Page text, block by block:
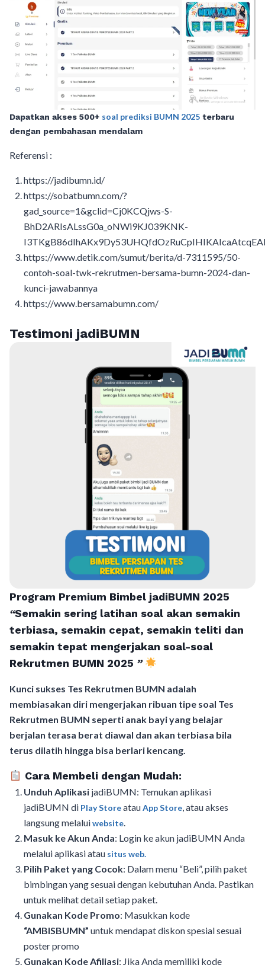
Dapatkan akses 500+ soal prediksi BUMN 2025 terbaru
dengan pembahasan mendalam
Referensi :
https://jadibumn.id/
https://sobatbumn.com/?
gad_source=1&gclid=Cj0KCQjws-S-
BhD2ARIsALssG0a_oNWi9KJ039KNK-
https://www.detik.com/sumut/berita/d-7311595/50-
contoh-soal-twk-rekrutmen-bersama-bumn-2024-dan-
kunci-jawabannya
https://www.bersamabumn.com/
Testimoni jadiBUMN
Program Premium Bimbel jadiBUMN 2025
“Semakin sering latihan soal akan semakin
terbiasa, semakin cepat, semakin teliti dan
semakin tepat mengerjakan soal-soal
Rekrutmen BUMN 2025 ”
Kunci sukses Tes Rekrutmen BUMN adalah
membiasakan diri mengerjakan ribuan tipe soal Tes
Rekrutmen BUMN seperti anak bayi yang belajar
berjalan terasa berat diawal dan akan terbiasa bila
terus dilatih hingga bisa berlari kencang.
Cara Membeli dengan Mudah:
Unduh Aplikasi jadiBUMN: Temukan aplikasi
jadiBUMN di Play StoreatauApp Store, atau akses
langsung melaluiwebsite.
Masuk ke Akun Anda: Login ke akun jadiBUMN Anda
melalui aplikasi atau situs web.
Pilih Paket yang Cocok: Dalam menu “Beli”, pilih paket
bimbingan yang sesuai dengan kebutuhan Anda. Pastikan
untuk melihat detail setiap paket.
Gunakan Kode Promo: Masukkan kode
“AMBISBUMN” untuk mendapat diskon spesial sesuai
poster promo
Gunakan Kode Afiliasi: Jika Anda memiliki kode